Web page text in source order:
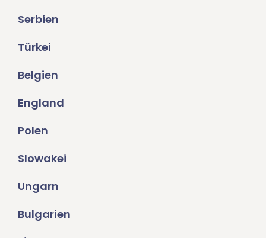
Serbien
Türkei
Belgien
England
Polen
Slowakei
Ungarn
Bulgarien